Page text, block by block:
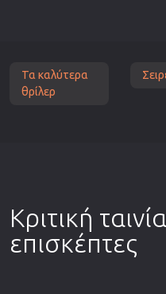
Τα καλύτερα
θρίλερ
Κριτική
επισκέπτες